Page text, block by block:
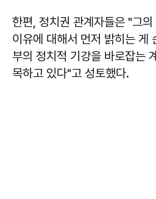
한편, 정치권 관계자들은 "그
이유에 대해서 먼저 밝히는 게
부의 정치적 기강을 바로잡는
목하고 있다"고 성토했다.